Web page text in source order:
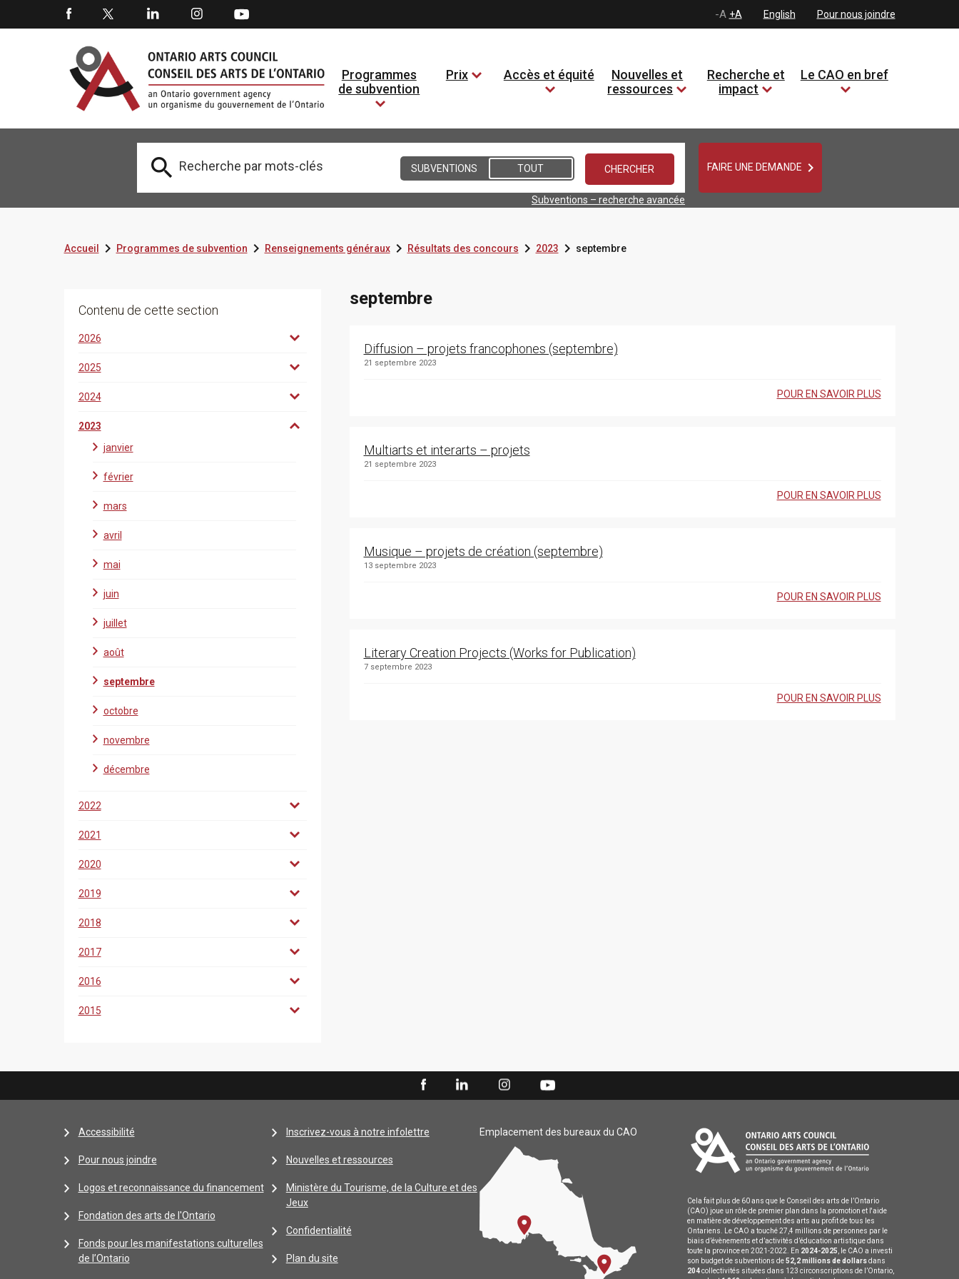
-A +A English Pour nous joindre
Programmes
de subvention
Prix Accès et équité
Nouvelles et
ressources
Recherche et
impact
Le CAO en bref
 SUBVENTIONS TOUT
Subventions – recherche avancée
FAIRE UNE DEMANDE 
Accueil Programmes de subventionRenseignements générauxRésultats des concours2023 septembre
Contenu de cette section
2026
2025
2024
2023
janvier
février
mars
avril
mai
juin
juillet
août
septembre
octobre
novembre
décembre
2022
2021
2020
2019
2018
2017
2016
2015
septembre
Diffusion – projets francophones (septembre)
21 septembre 2023
POUR EN SAVOIR PLUS
Multiarts et interarts – projets
21 septembre 2023
POUR EN SAVOIR PLUS
Musique – projets de création (septembre)
13 septembre 2023
POUR EN SAVOIR PLUS
Literary Creation Projects (Works for Publication)
7 septembre 2023
POUR EN SAVOIR PLUS
Accessibilité
Pour nous joindre
Logos et reconnaissance du financement
Fondation des arts de l'Ontario
Fonds pour les manifestations culturelles
de l’Ontario
Inscrivez-vous à notre infolettre
Nouvelles et ressources
Ministère du Tourisme, de la Culture et des
Jeux
Confidentialité
Plan du site
Emplacement des bureaux du CAO
Cela fait plus de 60 ans que le Conseil des arts de l’Ontario
(CAO) joue un rôle de premier plan dans la promotion et l'aide
en matière de développement des arts au profit de tous les
Ontariens. Le CAO a touché 27,4 millions de personnes par le
biais d’évènements et d’activités d’éducation artistique dans
toute la province en 2021-2022. En 2024-2025
, le CAO a investi
son budget de subventions de52,2 millions de dollarsdans
204collectivités situées dans 123 circonscriptions de l’Ontario,